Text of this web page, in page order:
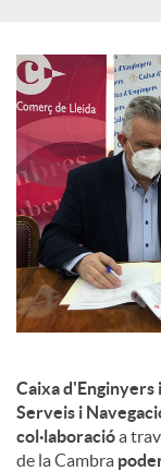
l
s
Caixa d'Enginyers
Serveis i
col·laboracióa
de la Cambra